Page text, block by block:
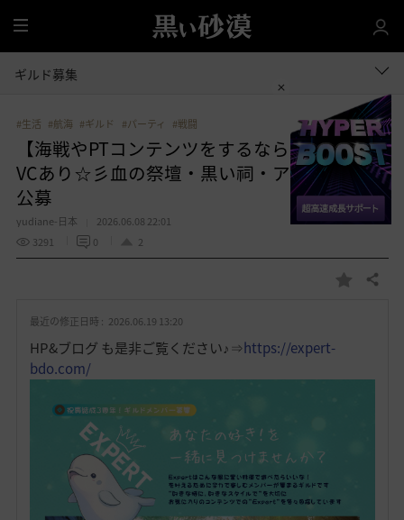
全
体
ギルド募集
#生活 #航海 #ギルド #パーティ #戦闘
【海戦やPTコンテンツをするならExpert！】
VCあり☆彡血の祭壇・黒い祠・アトラク毎週
公募
yudiane-日本
2026.06.08 22:01
3291
0 2
お 共有する
最近の修正日時 : 2026.06.19 13:20
HP&ブログ も是非ご覧ください♪⇒https://expert-
bdo.com/